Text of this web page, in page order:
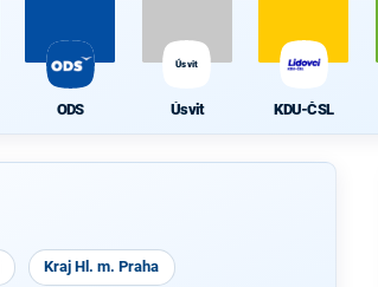
ODS
Úsvit
Úsvit KDU-ČSL
Kraj Hl. m. Praha